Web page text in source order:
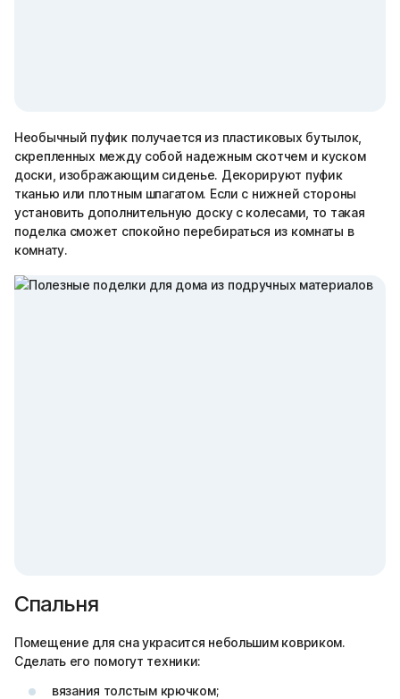
Необычный пуфик получается из пластиковых бутылок,
скрепленных между собой надежным скотчем и куском
доски, изображающим сиденье. Декорируют пуфик
тканью или плотным шпагатом. Если с нижней стороны
установить дополнительную доску с колесами, то такая
поделка сможет спокойно перебираться из комнаты в
комнату.
Спальня
Помещение для сна украсится небольшим ковриком.
Сделать его помогут техники:
вязания толстым крючком;